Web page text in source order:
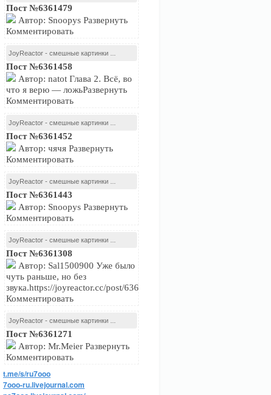
Пост №6361479
Автор: Snoopys Развернуть
Комментировать
JoyReactor - смешные картинки ...
Пост №6361458
Автор: natot Глава 2. Всё, во
что я верю — ложьРазвернуть
Комментировать
JoyReactor - смешные картинки ...
Пост №6361452
Автор: чячя Развернуть
Комментировать
JoyReactor - смешные картинки ...
Пост №6361443
Автор: Snoopys Развернуть
Комментировать
JoyReactor - смешные картинки ...
Пост №6361308
Автор: Sal1500900 Уже было
чуть раньше, но без
звука.https://joyreactor.cc/post/6361233Развернуть
Комментировать
JoyReactor - смешные картинки ...
Пост №6361271
Автор: Mr.Meier Развернуть
Комментировать
t.me/s/ru7ooo
7ooo-ru.livejournal.com